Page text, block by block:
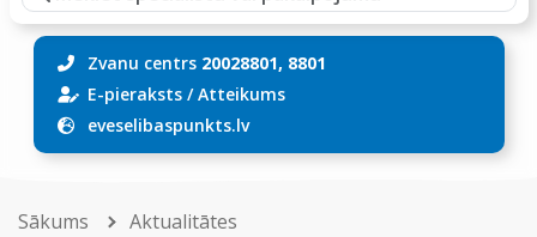
Zvanu centrs 20028801, 8801
E-pieraksts/Atteikums
eveselibaspunkts.lv
Sākums Aktualitātes